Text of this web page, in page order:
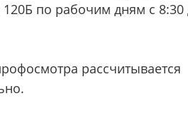
по рабочим дням с 8:30
рассчитывается